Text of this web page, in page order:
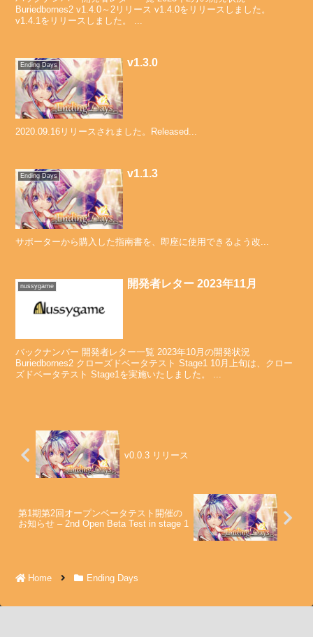
Buriedbornes2 v1.4.0～2リリース v1.4.0をリリースしました。
v1.4.1をリリースしました。 ...
Ending Days v1.3.0
2020.09.16リリースされました。Released...
Ending Days v1.1.3
サポーターから購入した指南書を、即座に使用できるよう改...
nussygame 開発者レター 2023年11月
バックナンバー 開発者レター一覧 2023年10月の開発状況
Buriedbornes2 クローズドベータテスト Stage1 10月上旬は、クロー
ズドベータテスト Stage1を実施いたしました。 ...
v0.0.3 リリース
第1期第2回オープンベータテスト開催の
お知らせ – 2nd Open Beta Test in stage 1
Home Ending Days